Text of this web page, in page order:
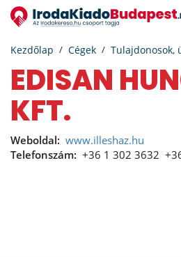
Kezdőlap Cégek Tulajdonosok,
EDISAN HUNGARY
KFT.
Weboldal: www.illeshaz.hu
Telefonszám: +36 1 302 3632